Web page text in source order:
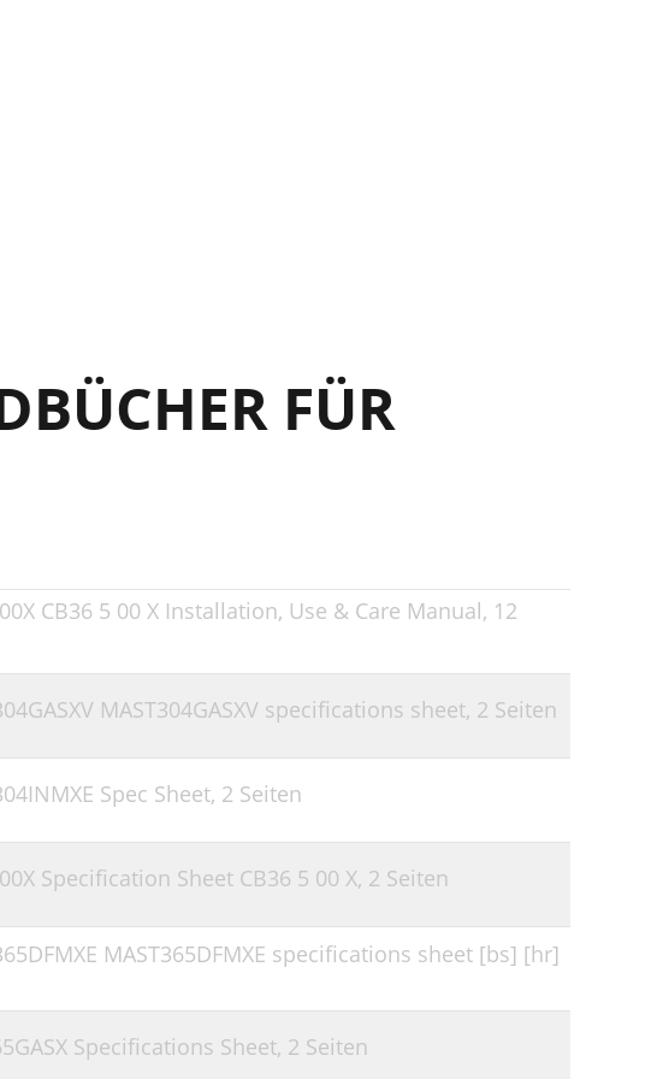
FÜR
CB36 5 00 X Installation, Use & Care Manual, 12
MAST304GASXV specifications sheet, 2 Seiten
Spec Sheet, 2 Seiten
Specification Sheet CB36 5 00 X, 2 Seiten
MAST365DFMXE specifications sheet [bs] [hr]
Specifications Sheet, 2 Seiten